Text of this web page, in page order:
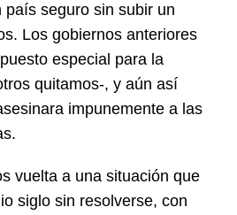
seguro sin subir un
Los gobiernos anteriores
especial para la
quitamos-, y aún así
impunemente a las
vuelta a una situación que
siglo sin resolverse, con